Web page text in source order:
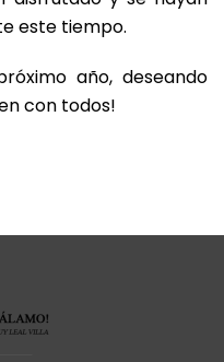
este tiempo.
año, deseando
con todos!